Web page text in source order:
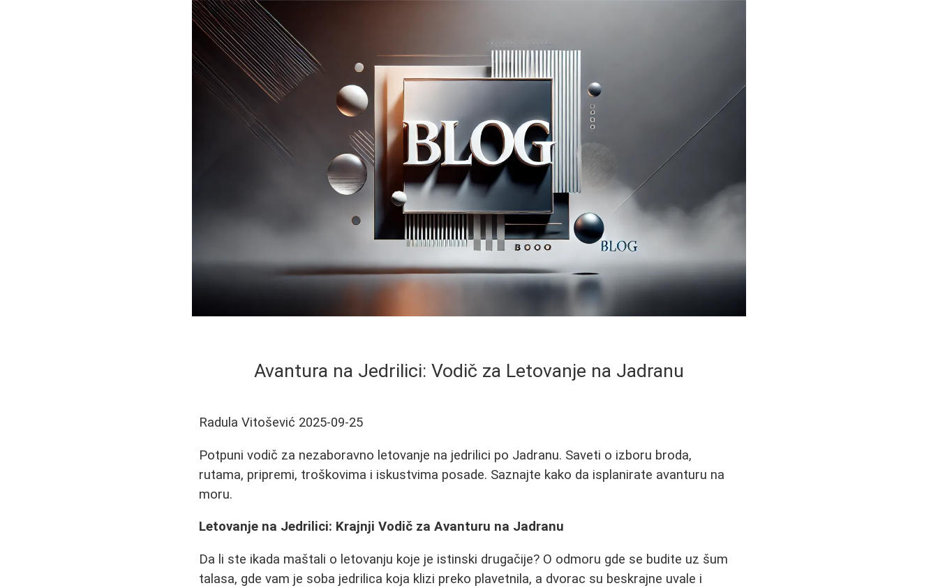
Avantura na Jedrilici: Vodič za Letovanje na Jadranu
Radula Vitošević 2025-09-25
Potpuni vodič za nezaboravno letovanje na jedrilici po Jadranu. Saveti o izboru broda,
rutama, pripremi, troškovima i iskustvima posade. Saznajte kako da isplanirate avanturu na
moru.
Letovanje na Jedrilici: Krajnji Vodič za Avanturu na Jadranu
Da li ste ikada maštali o letovanju koje je istinski drugačije? O odmoru gde se budite uz šum
talasa, gde vam je soba jedrilica koja klizi preko plavetnila, a dvorac su beskrajne uvale i